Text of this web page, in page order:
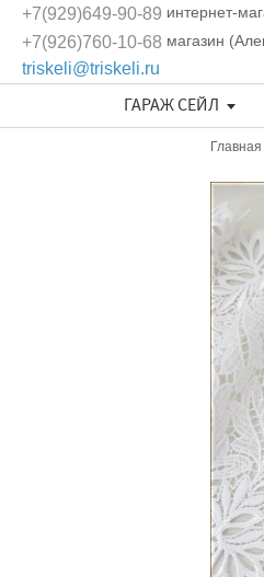
+7(929)649-90-89 интернет-
+7(926)760-10-68 магазин
triskeli@triskeli.ru
ГАРАЖ СЕЙЛ
Главная